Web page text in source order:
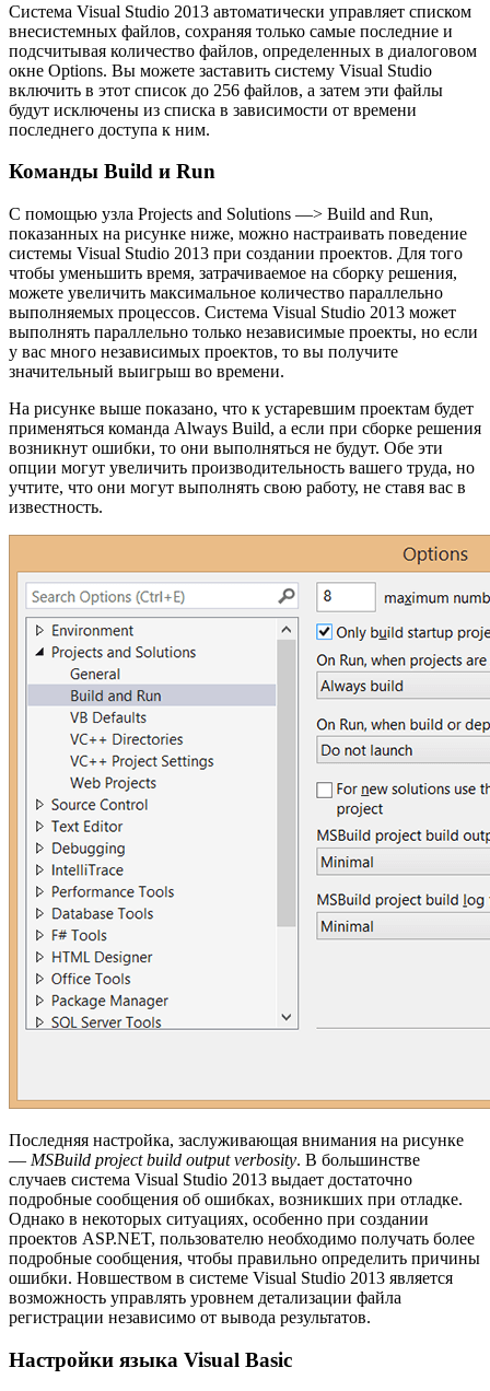
Система Visual Studio 2013 автоматически управляет списком
внесистемных файлов, сохраняя только самые последние и
подсчитывая количество файлов, определенных в диалоговом
окне Options. Вы можете заставить систему Visual Studio
включить в этот список до 256 файлов, а затем эти файлы
будут исключены из списка в зависимости от времени
последнего доступа к ним.
Команды Build и Run
С помощью узла Projects and Solutions —> Build and Run,
показанных на рисунке ниже, можно настраивать поведение
системы Visual Studio 2013 при создании проектов. Для того
чтобы уменьшить время, затрачиваемое на сборку решения,
можете увеличить максимальное количество параллельно
выполняемых процессов. Система Visual Studio 2013 может
выполнять параллельно только независимые проекты, но если
у вас много независимых проектов, то вы получите
значительный выигрыш во времени.
На рисунке выше показано, что к устаревшим проектам будет
применяться команда Always Build, а если при сборке решения
возникнут ошибки, то они выполняться не будут. Обе эти
опции могут увеличить производительность вашего труда, но
учтите, что они могут выполнять свою работу, не ставя вас в
известность.
Последняя настройка, заслуживающая внимания на рисунке
— MSBuild project build output verbosity. В большинстве
случаев система Visual Studio 2013 выдает достаточно
подробные сообщения об ошибках, возникших при отладке.
Однако в некоторых ситуациях, особенно при создании
проектов ASP.NET, пользователю необходимо получать более
подробные сообщения, чтобы правильно определить причины
ошибки. Новшеством в системе Visual Studio 2013 является
возможность управлять уровнем детализации файла
регистрации независимо от вывода результатов.
Настройки языка Visual Basic